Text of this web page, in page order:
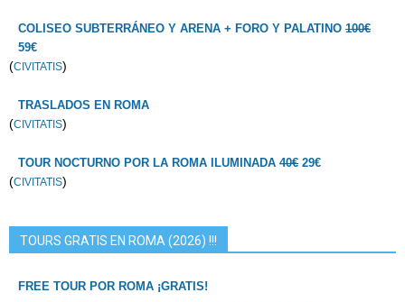
COLISEO SUBTERRÁNEO Y ARENA + FORO Y PALATINO 100€
59€
(CIVITATIS)
TRASLADOS EN ROMA
(CIVITATIS)
TOUR NOCTURNO POR LA ROMA ILUMINADA 40€ 29€
(CIVITATIS)
TOURS GRATIS EN ROMA (2026) !!!
FREE TOUR POR ROMA ¡GRATIS!